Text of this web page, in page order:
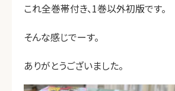
これ全巻帯付き、1巻以外初版です。
そんな感じでーす。
ありがとうございました。